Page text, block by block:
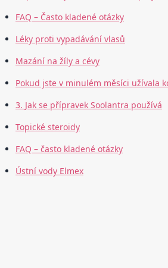
FAQ – Často kladené otázky
Léky proti vypadávání vlasů
Mazání na žíly a cévy
Pokud jste v minulém měsíci užívala
3. Jak se přípravek Soolantra používá
Topické steroidy
FAQ – často kladené otázky
Ústní vody Elmex